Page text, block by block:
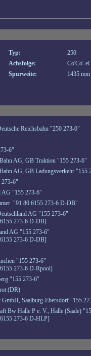
Typ:
250
Achsfolge:
Co'Co'-el
Spurweite: 1435 mm
Reichsbahn "250 273-0"
6"
AG, GB Traktion "155 273-6"
AG, GB Ladungsverkehr "155
6"
AG "155 273-6"
"91 80 6155 273-6 D-DB"
AG "155 273-6"
273-6 D-DB]
AG "155 273-6"
273-6 D-DB]
"155 273-6"
273-6 D-Rpool]
"155 273-6"
(DR)
GmbH, Saalburg-Ebersdorf "155
Bw Halle P e. V., Halle (Saale)
273-6 D-HLP]